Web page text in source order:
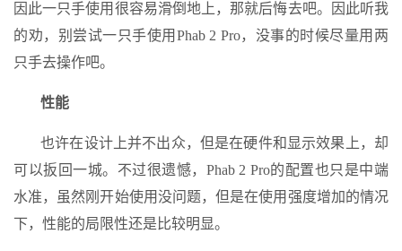
因此一只手使用很容易滑倒地上，那就后悔去吧。因此听我
的劝，别尝试一只手使用Phab 2 Pro，没事的时候尽量用两
只手去操作吧。
性能
也许在设计上并不出众，但是在硬件和显示效果上，却
可以扳回一城。不过很遗憾，Phab 2 Pro的配置也只是中端
水准，虽然刚开始使用没问题，但是在使用强度增加的情况
下，性能的局限性还是比较明显。